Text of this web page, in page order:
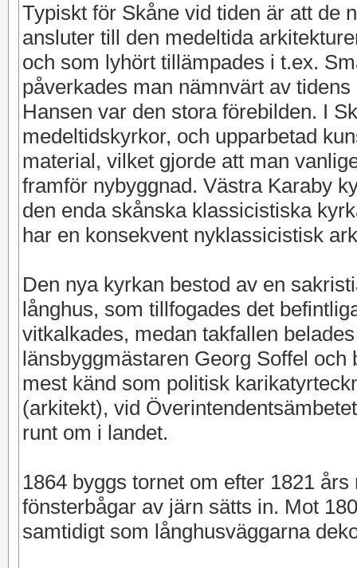
Typiskt för Skåne vid tiden är att de
ansluter till den medeltida
och som lyhört tillämpades i t.ex.
påverkades man nämnvärt av
Hansen var den stora förebilden. I
medeltidskyrkor, och upparbetad
material, vilket gjorde att man
framför nybyggnad. Västra Karaby
den enda skånska klassicistiska
har en konsekvent nyklassicistisk
Den nya kyrkan bestod av en
långhus, som tillfogades det
vitkalkades, medan takfallen
länsbyggmästaren Georg Soffel
mest känd som politisk
(arkitekt), vid
runt om i landet.
1864 byggs tornet om efter 1821
fönsterbågar av järn sätts in. Mot
samtidigt som långhusväggarna